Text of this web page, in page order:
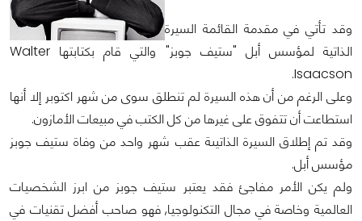
وقد تأتي في مقدمة القائمة السيرة
الذاتية لمؤسس أبل "ستيف جوبز" والتي قام بكتابتها Walter
Isaacson.
وعلى الرغم من أن هذه السيرة لم تنطلق سوى من شهر اكتوبر إلا أنها
استطاعت أن تتفوق على غيرها من كل الكتب في مبيعات الأمازون.
وقد تم إطلاق السيرة الذاتيىة عقب شهر واحد من وفاة ستيف جوبز
مؤسس أبل.
ولم يكن الأمر مفاجئ فقد يعتبر ستيف جوبز من ابرز الشخصيات
العالمية وخاصة في مجال التكنولوجيا, فهو صاحب أفضل تقنيات في